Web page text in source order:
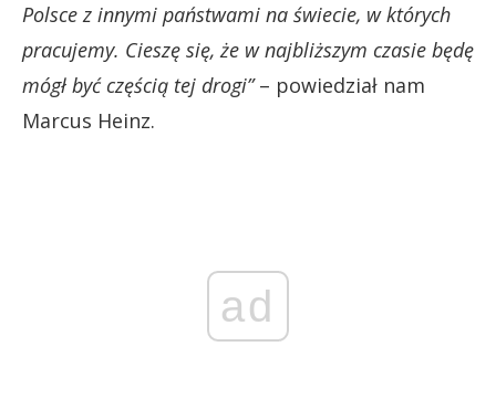
Polsce z innymi państwami na świecie, w których
pracujemy. Cieszę się, że w najbliższym czasie będę
mógł być częścią tej drogi”– powiedział nam
Marcus Heinz.
ad